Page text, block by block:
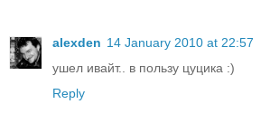
alexden 14 January 2010 at 22:57
ушел ивайт.. в пользу цуцика :)
Reply